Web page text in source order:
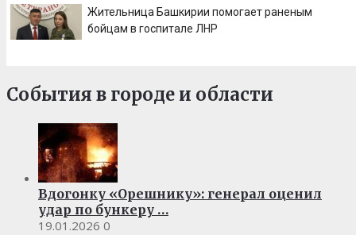
Жительница Башкирии помогает раненым
бойцам в госпитале ЛНР
События в городе и области
Вдогонку «Орешнику»: генерал оценил
удар по бункеру …
19.01.2026 0